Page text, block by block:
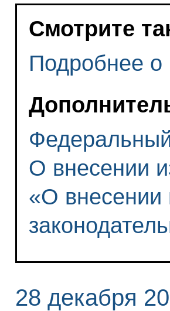
Смотрите
Подробнее
О внесении
«О внесении
28 декабря